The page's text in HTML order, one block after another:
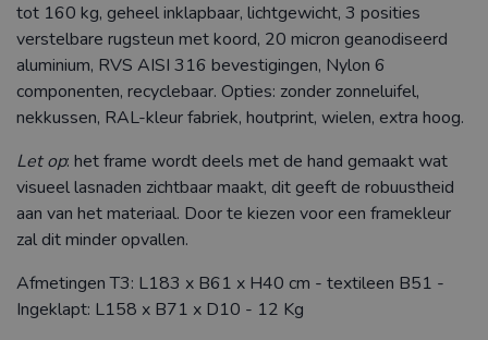
tot 160 kg, geheel inklapbaar, lichtgewicht, 3 posities
verstelbare rugsteun met koord, 20 micron geanodiseerd
aluminium, RVS AISI 316 bevestigingen, Nylon 6
componenten, recyclebaar. Opties: zonder zonneluifel,
nekkussen, RAL-kleur fabriek, houtprint, wielen, extra hoog.
Let op: het frame wordt deels met de hand gemaakt wat
visueel lasnaden zichtbaar maakt, dit geeft de robuustheid
aan van het materiaal. Door te kiezen voor een framekleur
zal dit minder opvallen.
Afmetingen T3: L183 x B61 x H40 cm - textileen B51 -
Ingeklapt: L158 x B71 x D10 - 12 Kg